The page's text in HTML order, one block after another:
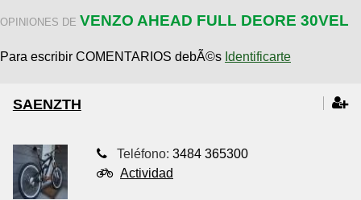
OPINIONES DE VENZO AHEAD FULL DEORE 30VEL
Para escribir COMENTARIOS debÃ©s Identificarte
SAENZTH
Teléfono: 3484 365300
Actividad